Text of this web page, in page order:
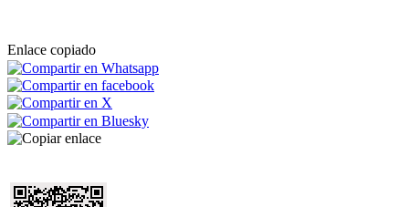
Enlace copiado